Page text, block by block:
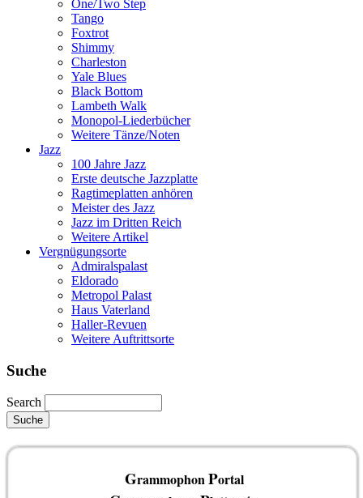
One/Two Step
Tango
Foxtrot
Shimmy
Charleston
Yale Blues
Black Bottom
Lambeth Walk
Monopol-Liederbücher
Weitere Tänze/Noten
Jazz
100 Jahre Jazz
Erste deutsche Jazzplatte
Ragtimeplatten anhören
Meister des Jazz
Jazz im Dritten Reich
Weitere Artikel
Vergnügungsorte
Admiralspalast
Eldorado
Metropol Palast
Haus Vaterland
Haller-Revuen
Weitere Auftrittsorte
Suche
Search
GrammophonPortal